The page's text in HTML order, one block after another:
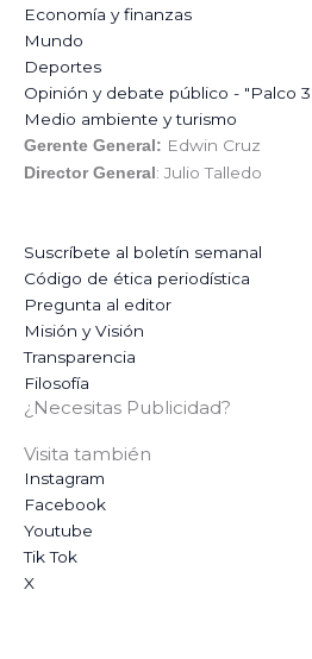
Economía y finanzas
Mundo
Deportes
Opinión y debate público - "Palco
Medio ambiente y turismo
Gerente General: Edwin Cruz
Director General : Julio Talledo
Suscríbete al boletín semanal
Código de ética periodística
Pregunta al editor
Misión y Visión
Transparencia
Filosofía
¿Necesitas Publicidad?
Visita también
Instagram
Facebook
Youtube
Tik Tok
X